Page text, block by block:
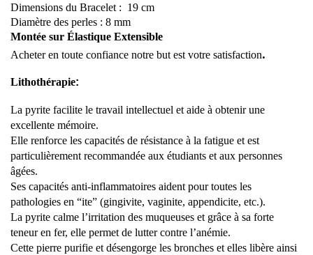
Dimensions du Bracelet : 19 cm
Diamètre des perles : 8 mm
Montée sur Élastique Extensible
Acheter en toute confiance notre but est votre satisfaction.
Lithothérapie:
La pyrite facilite le travail intellectuel et aide à obtenir une
excellente mémoire.
Elle renforce les capacités de résistance à la fatigue et est
particulièrement recommandée aux étudiants et aux personnes
âgées.
Ses capacités anti-inflammatoires aident pour toutes les
pathologies en “ite” (gingivite, vaginite, appendicite, etc.).
La pyrite calme l’irritation des muqueuses et grâce à sa forte
teneur en fer, elle permet de lutter contre l’anémie.
Cette pierre purifie et désengorge les bronches et elles libère ainsi